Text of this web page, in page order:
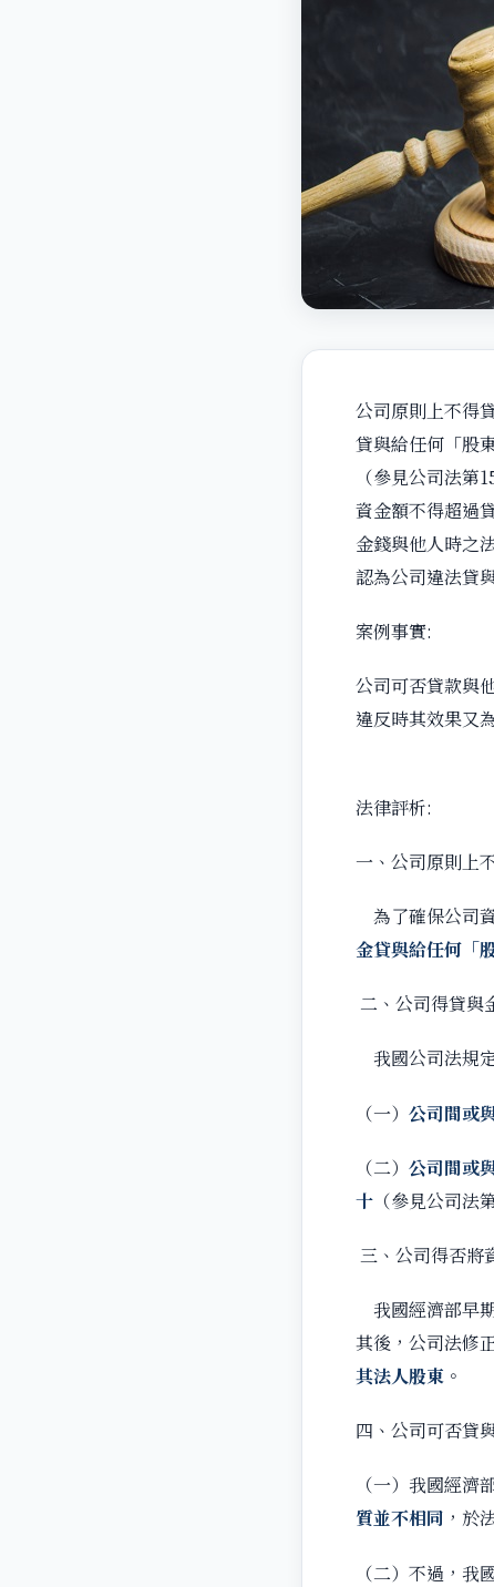
公司原則上不得
貸與給任何「股
（參見公司法
資金額不得超過
金錢與他人時之
認為公司違法貸
案例事實:
公司可否貸款與
違反時其效果又
法律評析:
一、公司原則上
為了確保公司
金貸與給任何「
二、公司得貸與
我國公司法規
（一） 公司間或
（二） 公司間或
十 （參見公司法
三、公司得否將
我國經濟部早
其後，公司法修
其法人股東 。
四、公司可否貸
（一）我國經
質並不相同 ，於
（二）不過，